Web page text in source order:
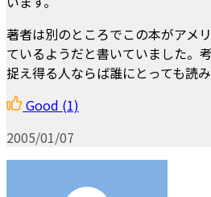
著者は別のところでこの本がアメ
ているようだと書いていました。
捉え得る人ならば誰にとっても読
Good (1)
2005/01/07